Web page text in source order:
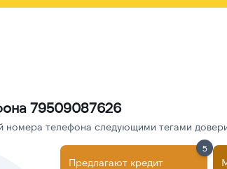
79509087626
номера телефона следующими тегами
Предлагают кредит
5